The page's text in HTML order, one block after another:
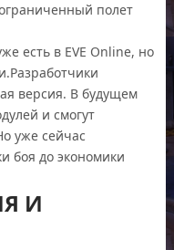
полет
есть в EVE Online, но
версия. В будущем
и смогут
уже сейчас
боя до экономики
И